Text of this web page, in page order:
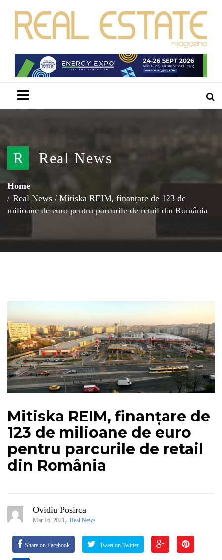
R Real News
Home
Real News / Mitiska REIM, finanțare de 123 de
milioane de euro pentru parcurile de retail din România
Mitiska REIM, finanțare de
123 de milioane de euro
pentru parcurile de retail
din România
Ovidiu Posirca
Mar 16, 2021, Real News
Share on Facebook Tweet on Twitter